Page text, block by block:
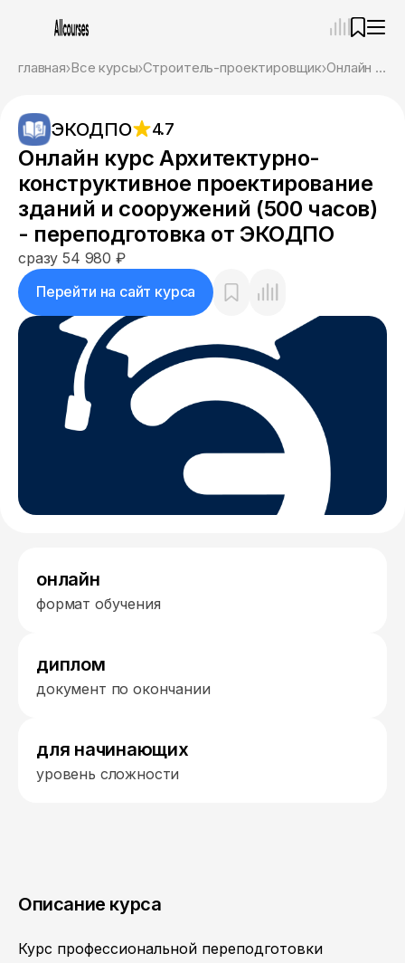
главная Все курсы Строитель-проектировщик Онлайн курс Архитектурно-конструктивное проектирование зданий и сооружений (500 часов) - переподготовка от ЭКОДПО
ЭКОДПО 4.7
Онлайн курс Архитектурно-
конструктивное проектирование
зданий и сооружений (500 часов)
- переподготовка от ЭКОДПО
сразу 54 980 ₽
Перейти на сайт курса
онлайн
формат обучения
диплом
документ по окончании
для начинающих
уровень сложности
Описание курса
Курс профессиональной переподготовки
Привет! Я Ваш карьерный навигатор. Подберу
курсы, которые соответствует именно вашим
целям.
Пожалуйста, ответьте на несколько вопросов,
чтобы начать.
Приступим?